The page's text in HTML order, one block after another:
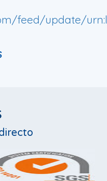
feed/update/